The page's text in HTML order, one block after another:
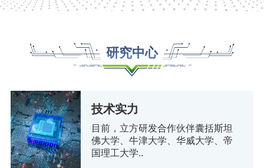
研究中心
技术实力
目前，立方研发合作伙伴囊括斯坦
佛大学、牛津大学、华威大学、帝
国理工大学..